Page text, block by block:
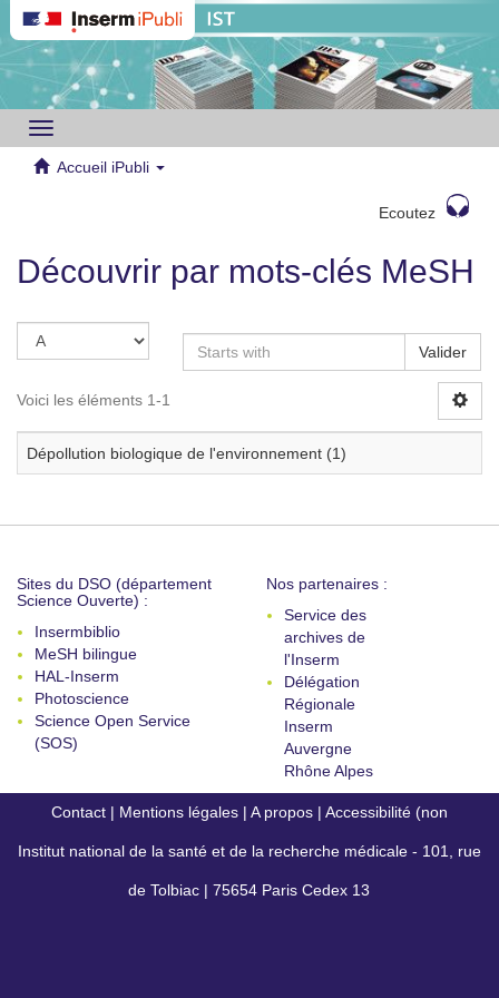
Toggle
navigation
Accueil iPubli
Ecoutez
Découvrir par mots-clés MeSH
Valider
Voici les éléments 1-1
Dépollution biologique de l'environnement (1)
Sites du DSO (département
Science Ouverte) :
Insermbiblio
MeSH bilingue
HAL-Inserm
Photoscience
Science Open Service
(SOS)
Nos partenaires :
Service des
archives de
l'Inserm
Délégation
Régionale
Inserm
Auvergne
Rhône Alpes
Contact | Mentions légales | A propos | Accessibilité (non
conforme)
Institut national de la santé et de la recherche médicale - 101, rue
de Tolbiac | 75654 Paris Cedex 13